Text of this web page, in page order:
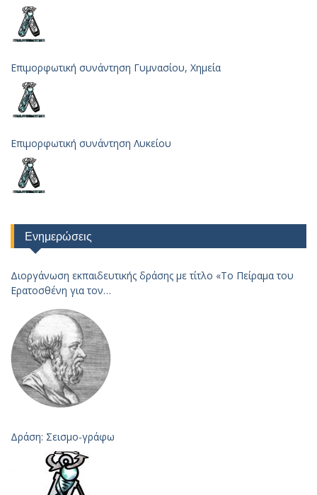
Επιμορφωτική συνάντηση Γυμνασίου, Χημεία
Επιμορφωτική συνάντηση Λυκείου
Ενημερώσεις
Διοργάνωση εκπαιδευτικής δράσης με τίτλο «Το Πείραμα του
Ερατοσθένη για τον
Δράση: Σεισμο-γράφω